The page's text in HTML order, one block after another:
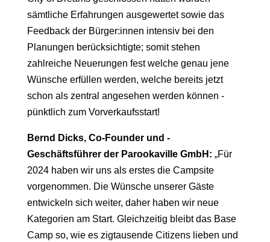
sämtliche Erfahrungen ausgewertet sowie das
Feedback der Bürger:innen intensiv bei den
Planungen berücksichtigte; somit stehen
zahlreiche Neuerungen fest welche genau jene
Wünsche erfüllen werden, welche bereits jetzt
schon als zentral angesehen werden können -
pünktlich zum Vorverkaufsstart!
Bernd Dicks, Co-Founder und -
Geschäftsführer der Parookaville GmbH: „Für
2024 haben wir uns als erstes die Campsite
vorgenommen. Die Wünsche unserer Gäste
entwickeln sich weiter, daher haben wir neue
Kategorien am Start. Gleichzeitig bleibt das Base
Camp so, wie es zigtausende Citizens lieben und